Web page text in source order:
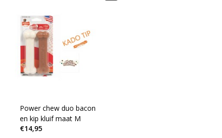
Power chew duo bacon
en kip kluif maat M
€14,95